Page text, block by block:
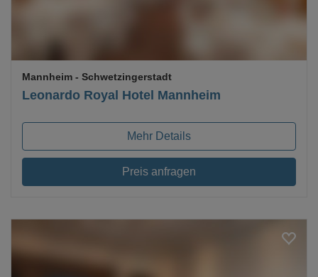
Leonardo Royal Hotel Mannheim
Mannheim - Schwetzingerstadt
Mehr Details
Preis anfragen